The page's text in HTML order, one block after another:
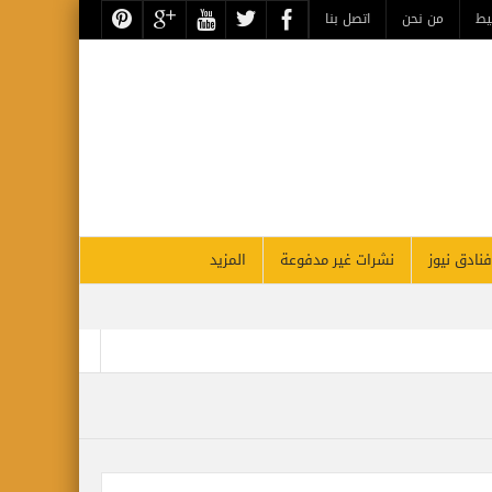
من نحن اتصل بنا
فنادق نيوز نشرات غير مدفوعة
المزيد
يحتفل غداً بذكرى مرور 26 عاماً على افتتاحه